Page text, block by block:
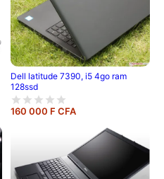
Dell latitude 7390, i5 4go ram
128ssd
160 000 F CFA